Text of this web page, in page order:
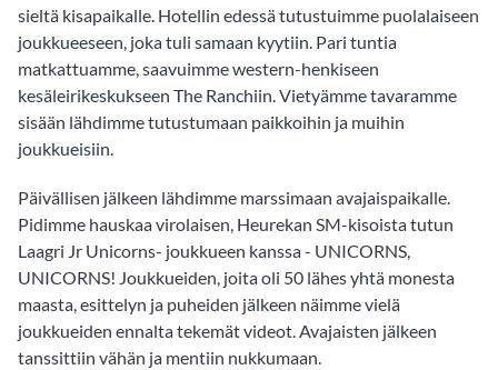
sieltä kisapaikalle. Hotellin edessä tutustuimme puolalaiseen
joukkueeseen, joka tuli samaan kyytiin. Pari tuntia
matkattuamme, saavuimme western-henkiseen
kesäleirikeskukseen The Ranchiin. Vietyämme tavaramme
sisään lähdimme tutustumaan paikkoihin ja muihin
joukkueisiin.
Päivällisen jälkeen lähdimme marssimaan avajaispaikalle.
Pidimme hauskaa virolaisen, Heurekan SM-kisoista tutun
Laagri Jr Unicorns- joukkueen kanssa - UNICORNS,
UNICORNS! Joukkueiden, joita oli 50 lähes yhtä monesta
maasta, esittelyn ja puheiden jälkeen näimme vielä
joukkueiden ennalta tekemät videot. Avajaisten jälkeen
tanssittiin vähän ja mentiin nukkumaan.